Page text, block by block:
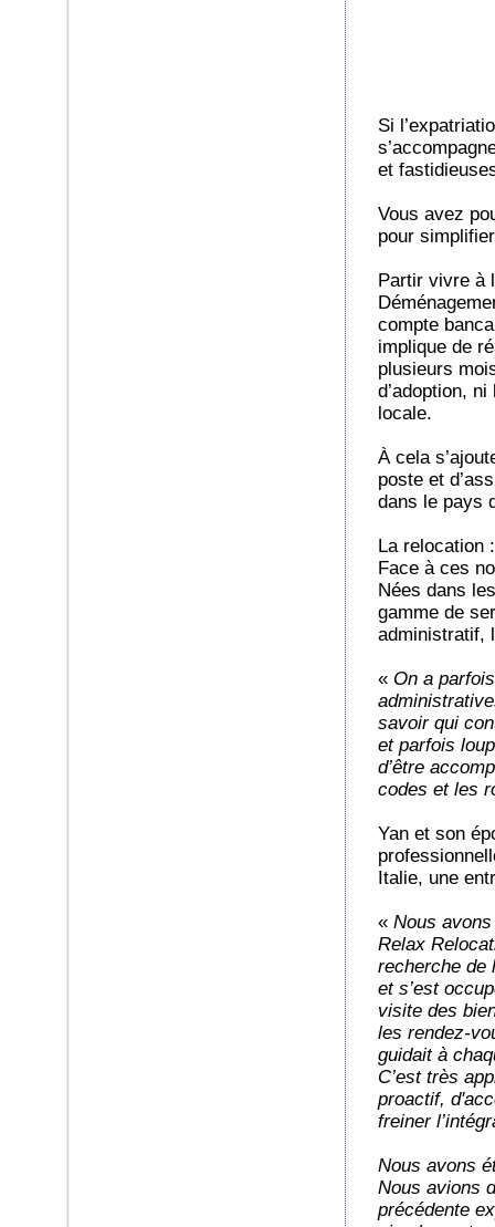
Si
et
Vous avez
pour
Partir vivre à
compte
implique de
plusieurs
d’adoption,
locale.
À cela
poste et
dans le pays
La relocation
Face à ces
Nées dans
gamme de
administratif,
« On a
savoir qui
et parfois
d’être
codes et les
Yan et son
Italie, une
« Nous
Relax
recherche de
et s’est
visite des
les rendez-
guidait à
C’est très
proactif,
freiner
Nous avons
Nous avions
précédente